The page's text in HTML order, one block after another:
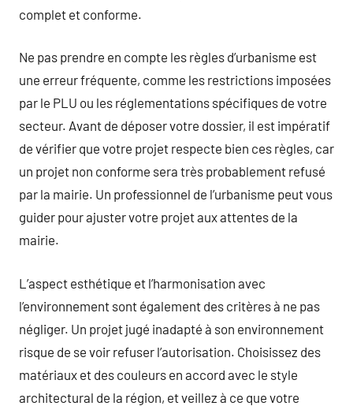
complet et conforme.
Ne pas prendre en compte les règles d’urbanisme est
une erreur fréquente, comme les restrictions imposées
par le PLU ou les réglementations spécifiques de votre
secteur. Avant de déposer votre dossier, il est impératif
de vérifier que votre projet respecte bien ces règles, car
un projet non conforme sera très probablement refusé
par la mairie. Un professionnel de l’urbanisme peut vous
guider pour ajuster votre projet aux attentes de la
mairie.
L’aspect esthétique et l’harmonisation avec
l’environnement sont également des critères à ne pas
négliger. Un projet jugé inadapté à son environnement
risque de se voir refuser l’autorisation. Choisissez des
matériaux et des couleurs en accord avec le style
architectural de la région, et veillez à ce que votre